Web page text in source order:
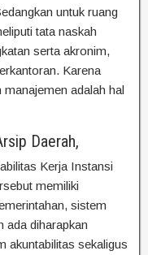
untuk ruang
tata naskah
serta akronim,
Karena
adalah hal
Daerah,
Kerja Instansi
memiliki
sistem
ada diharapkan
akuntabilitas sekaligus